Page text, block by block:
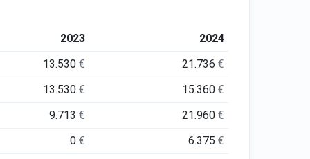
2023
2024
13.530€ 21.736€
13.530€ 15.360€
9.713€ 21.960€
0€ 6.375€